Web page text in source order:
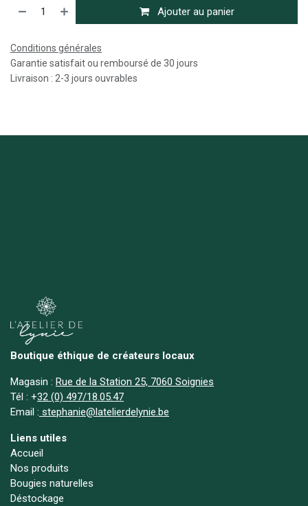
Ajouter au panier
Conditions générales
Garantie satisfait ou remboursé de 30 jours
Livraison : 2-3 jours ouvrables
Boutique éthique de créateurs locaux
Magasin : Rue de la Station 25, 7060 Soignies
Tél : +32 (0) 497/18.05.47
Email : stephanie@latelierdelynie.be
Liens utiles
Accueil
Nos produits
Bougies naturelles
Déstockage